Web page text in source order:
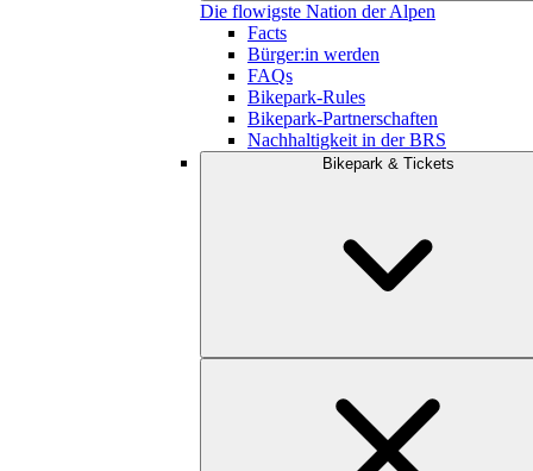
Die flowigste Nation der Alpen
Facts
Bürger:in werden
FAQs
Bikepark-Rules
Bikepark-Partnerschaften
Nachhaltigkeit in der BRS
Bikepark & Tickets